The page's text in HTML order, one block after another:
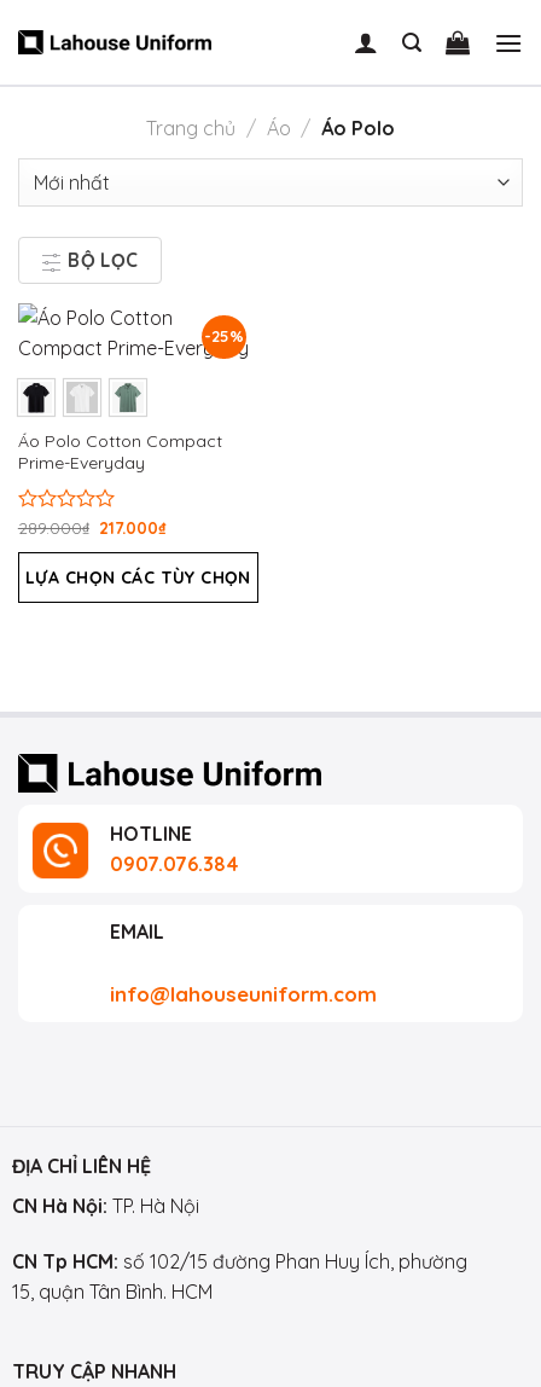
Trang chủ / Áo / Áo Polo
BỘ LỌC
-25%
Áo Polo Cotton Compact
Prime-Everyday
Được
hạng
0
5
289.000₫ 217.000₫
LỰA CHỌN CÁC TÙY CHỌN
HOTLINE
0907.076.384
EMAIL
info@lahouseuniform.com
ĐỊA CHỈ LIÊN HỆ
CN Hà Nội: TP. Hà Nội
CN Tp HCM: số 102/15 đường Phan Huy Ích, phường
15, quận Tân Bình. HCM
TRUY CẬP NHANH